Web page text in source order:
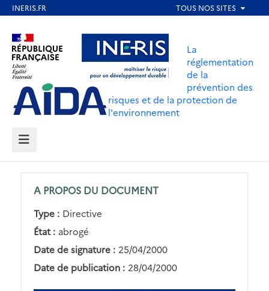
contenu
principal
Aller au contenu Aller au menu
Aller au pied de page
La
réglementation
de la
prévention des
risques et de la protection de
l'environnement
MENU
A PROPOS DU DOCUMENT
Type : Directive
État : abrogé
Date de signature : 25/04/2000
Date de publication : 28/04/2000